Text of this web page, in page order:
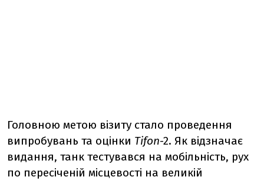
Головною метою візиту стало проведення
випробувань та оцінки Tifon-2. Як відзначає
видання, танк тестувався на мобільність, рух
по пересіченій місцевості на великій